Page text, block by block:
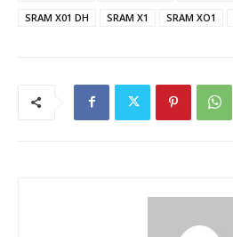
SRAM X01 DH
SRAM X1 SRAM XO1